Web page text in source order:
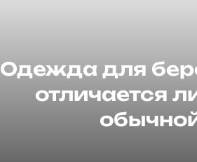
Одежда для
отличается